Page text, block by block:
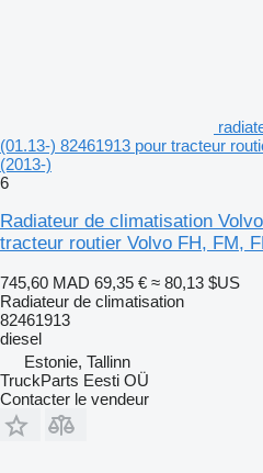
(01.13-) 82461913 pour tracteur
(2013-)
6
Radiateur de climatisation
tracteur routier Volvo FH, FM,
745,60 MAD 69,35 € ≈ 80,13 $US
Radiateur de climatisation
82461913
diesel
Estonie, Tallinn
TruckParts Eesti OÜ
Contacter le vendeur